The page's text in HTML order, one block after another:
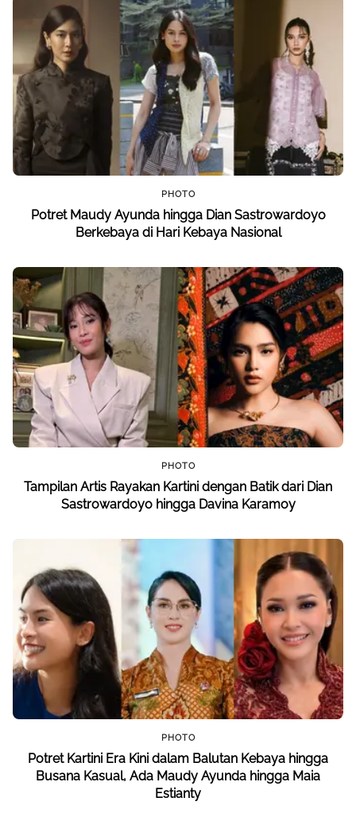
PHOTO
Potret Maudy Ayunda hingga Dian Sastrowardoyo
Berkebaya di Hari Kebaya Nasional
PHOTO
Tampilan Artis Rayakan Kartini dengan Batik dari Dian
Sastrowardoyo hingga Davina Karamoy
PHOTO
Potret Kartini Era Kini dalam Balutan Kebaya hingga
Busana Kasual, Ada Maudy Ayunda hingga Maia
Estianty